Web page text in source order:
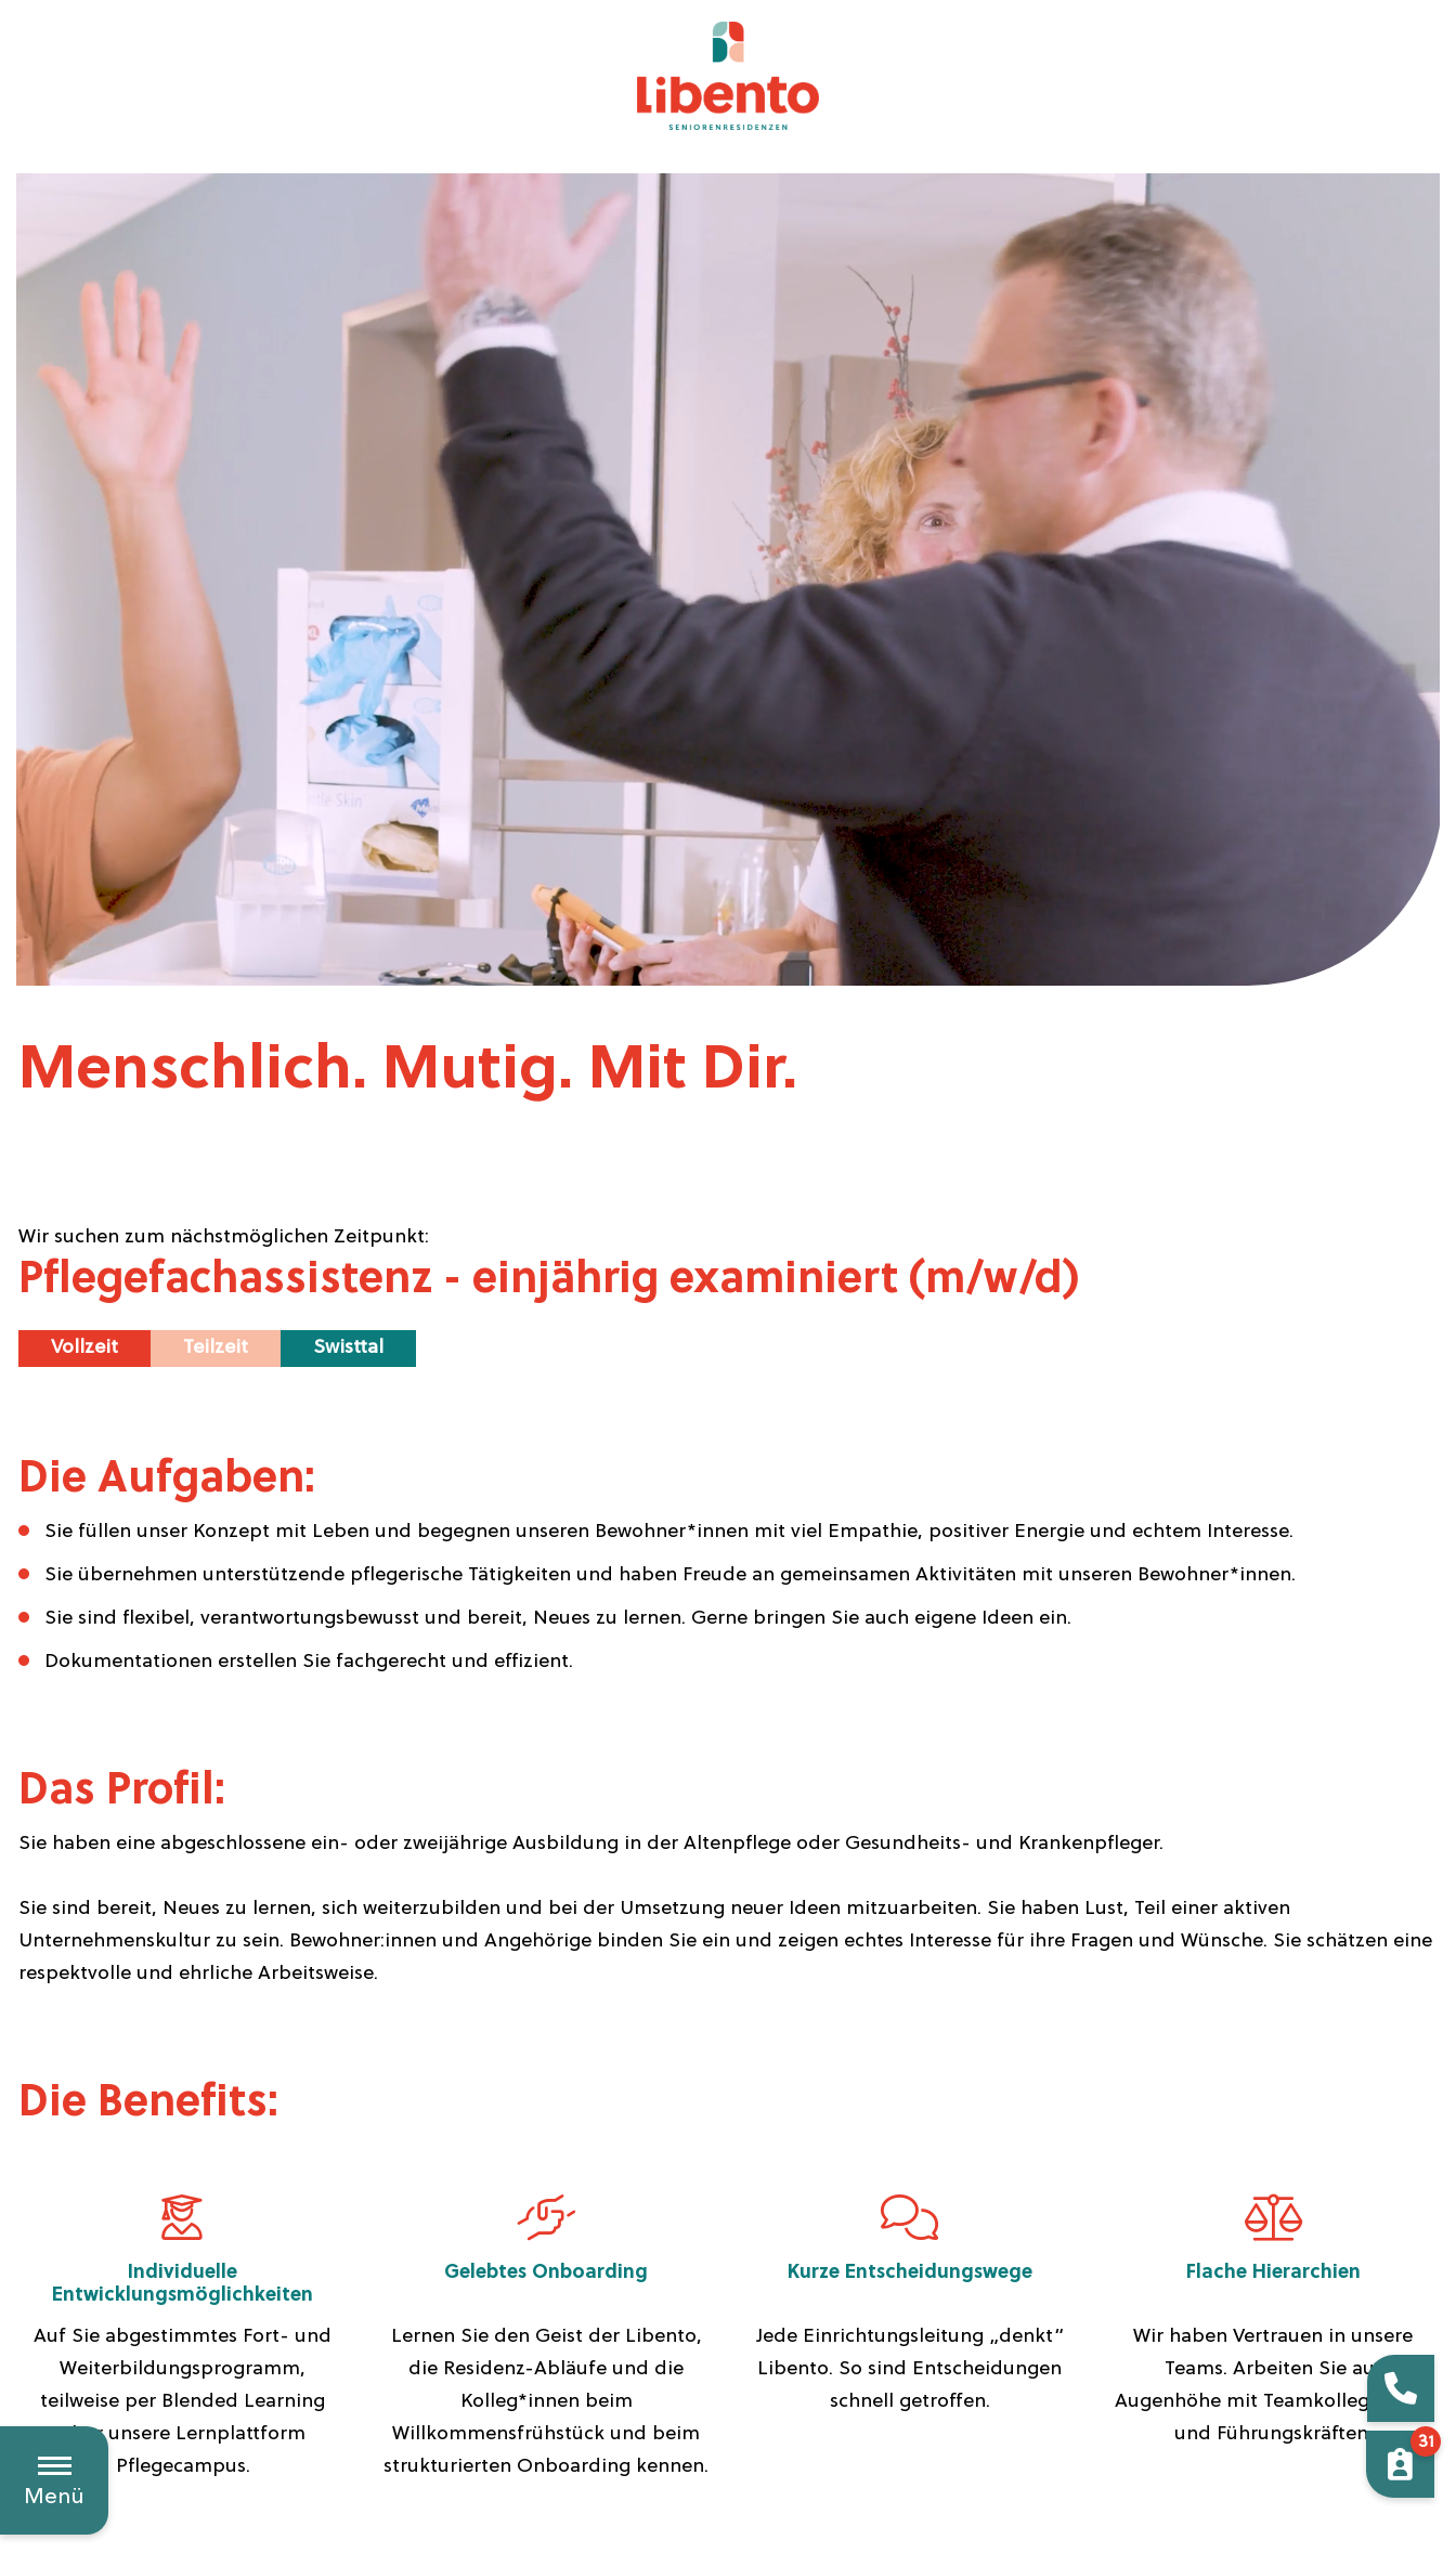
Menü
Menschlich. Mutig. Mit Dir.
Wir suchen zum nächstmöglichen Zeitpunkt:
Pflegefachassistenz - einjährig examiniert (m/w/d)
Vollzeit Teilzeit Swisttal
Die Aufgaben:
Sie füllen unser Konzept mit Leben und begegnen unseren Bewohner*innen mit viel Empathie, positiver Energie und echtem Interesse.
Sie übernehmen unterstützende pflegerische Tätigkeiten und haben Freude an gemeinsamen Aktivitäten mit unseren Bewohner*innen.
Sie sind flexibel, verantwortungsbewusst und bereit, Neues zu lernen. Gerne bringen Sie auch eigene Ideen ein.
Dokumentationen erstellen Sie fachgerecht und effizient.
Das Profil:
Sie haben eine abgeschlossene ein- oder zweijährige Ausbildung in der Altenpflege oder Gesundheits- und Krankenpfleger.
Sie sind bereit, Neues zu lernen, sich weiterzubilden und bei der Umsetzung neuer Ideen mitzuarbeiten. Sie haben Lust, Teil einer aktiven
Unternehmenskultur zu sein. Bewohner:innen und Angehörige binden Sie ein und zeigen echtes Interesse für ihre Fragen und Wünsche. Sie schätzen eine
respektvolle und ehrliche Arbeitsweise.
Die Benefits:
Individuelle
Entwicklungsmöglichkeiten
Auf Sie abgestimmtes Fort- und
Weiterbildungsprogramm,
teilweise per Blended Learning
über unsere Lernplattform
Pflegecampus.
Gelebtes Onboarding
Lernen Sie den Geist der Libento,
die Residenz-Abläufe und die
Kolleg*innen beim
Willkommensfrühstück und beim
strukturierten Onboarding kennen.
Kurze Entscheidungswege
Jede Einrichtungsleitung „denkt“
Libento. So sind Entscheidungen
schnell getroffen.
Flache Hierarchien
Wir haben Vertrauen in unsere
Teams. Arbeiten Sie auf
Augenhöhe mit Teamkolleg*innen
und Führungskräften.
31